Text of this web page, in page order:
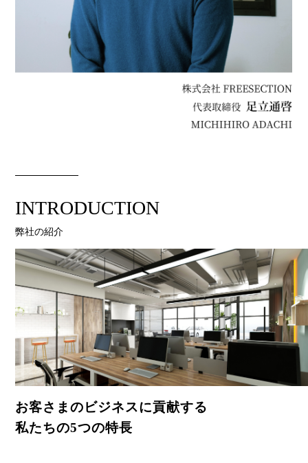
INTRODUCTION
弊社の紹介
お客さまのビジネスに貢献する
私たちの5つの特長